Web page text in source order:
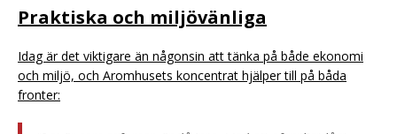
Praktiska och miljövänliga
Idag är det viktigare än någonsin att tänka på både ekonomi
och miljö, och Aromhusets koncentrat hjälper till på båda
fronter: